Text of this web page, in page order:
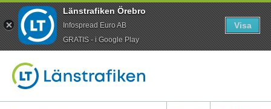
Länstrafiken Örebro
Infospread Euro AB
​GRATIS - i Google Play
Visa